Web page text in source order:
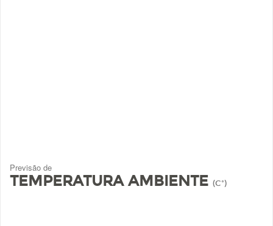
Previsão de
TEMPERATURA AMBIENTE (Cº)